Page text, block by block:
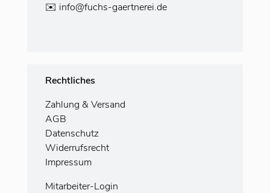
✉️ info@fuchs-gaertnerei.de
Rechtliches
Zahlung & Versand
AGB
Datenschutz
Widerrufsrecht
Impressum
Mitarbeiter-Login